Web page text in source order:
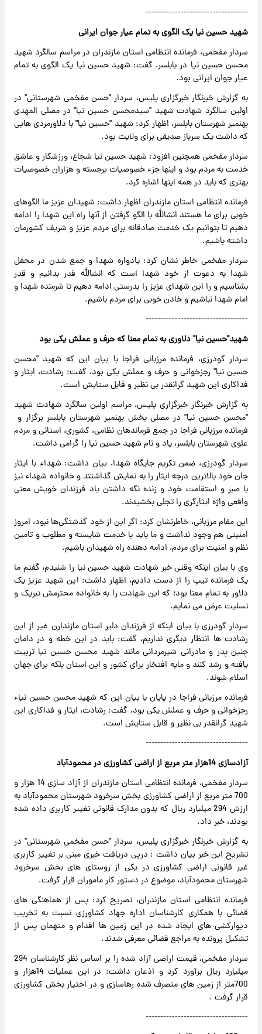
-----------------------------------
شهید حسین نیا یک الگوی به تمام عیار جوان ایرانی
سردار مفخمی، فرمانده انتظامی استان مازندران در مراسم سالگرد شهید
محسن حسین نیا در بابلسر، گفت: شهید حسین نیا یک الگوی به تمام
عیار جوان ایرانی بود.
به گزارش خبرنگار خبرگزاری پلیس، سردار "حسن مفخمی شهرستانی" در
اولین سالگرد شهادت شهید "سیدمحسن حسین نیا" در مصلی المهدی
بهنمیر شهرستان بابلسر، اظهار کرد: شهید "حسین نیا" با دلاورمردی هایی
که داشت یک سرباز صدیقی برای ولایت بود.
سردار مفخمی همچنین افزود: شهید حسین نیا شجاع، ورزشکار و عاشق
خدمت به مردم بود و اینها جزء خصوصیات برجسته و هزاران خصوصیات
بهتری که باید در همه اینها اشاره کرد.
فرمانده انتظامی استان مازندران اظهار داشت: شهیدان عزیز ما الگوهای
خوبی برای ما هستند انشالله با الگو گرفتن از آنها راه این شهدا را ادامه
دهیم تا بتوانیم یک خدمت صادقانه برای مردم عزیز و شریف کشورمان
داشته باشیم.
سردار مفخمی خاطر نشان کرد: یادواره شهدا و جمع شدن در محفل
شهدا به دعوت از خود شهدا است که انشالله قدر بدانیم و قدر
بشناسیم و را این شهدای عزیز را بدرستی ادامه دهیم تا شرمنده شهدا و
امام شهدا نباشیم و خادن خوبی برای مردم باشیم.
-----------------------------------
شهید"حسین نیا" دلاوری به تمام معنا که حرف و عملش یکی بود
سردار گودرزی، فرمانده مرزبانی فراجا با بیان این که شهید "محسن
حسین نیا" رجزخوانی و حرف و عملش یکی بود، گفت: رشادت، ایثار و
فداکاری این شهید گرانقدر بی نظیر و قابل ستایش است.
به گزارش خبرنگار خبرگزاری پلیس، مراسم اولین سالگرد شهادت شهید
"محسن حسین نیا" در مصلی بخش بهنمیر شهرستان بابلسر برگزار و
فرمانده مرزبانی فراجا در جمع فرماندهان نظامی، کشوری، استانی و مردم
علوی شهرستان بابلسر، یاد و نام شهید حسین نیا را گرامی داشت.
سردار گودرزی، ضمن تکریم جایگاه شهدا، بیان داشت: شهداء با ایثار
جان خود بالاترین درجه ایثار را به نمایش گذاشتند و خانواده شهداء نیز
با صبر و استقامت خود و زنده نگه داشتن یاد فرزندان خویش معنی
واقعی واژه ایثارگری را تجلی بخشیدند.
این مقام مرزبانی، خاطرنشان کرد: اگر این از خود گذشتگی‌ها نبود، امروز
امنیتی هم وجود نداشت و ما باید با خدمت شایسته و مطلوب و تامین
نظم و امنیت برای مردم، ادامه دهنده راه شهیدان باشیم.
وی با بیان اینکه وقتی خبر شهادت شهید حسین نیا را شنیدم، گفتم ما
یک فرمانده تیپ را از دست دادیم، اظهار داشت: این شهید عزیز یک
دلاور به تمام معنا بود؛ که این شهادت را به خانواده محترمش تبریک و
تسلیت عرض می نمایم.
سردار گودرزی با بیان اینکه از فرزندان دلیر استان مازندارن غیر از این
رشادت ها انتظار دیگری نداریم، گفت: باید در این خطه و در دامان
چنین پدر و مادرانی شیرمردانی مانند شهید محسن حسین نیا تربیت
یافته و رشد کنند و مایه افتخار برای کشور و این استان بلکه برای جهان
اسلام شوند.
فرمانده مرزبانی فراجا در پایان با بیان این که شهید محسن حسین نیاء
رجزخوانی و حرف و عملش یکی بود، گفت: رشادت، ایثار و فداکاری این
شهید گرانقدر بی نظیر و قابل ستایش است.
-----------------------------------
آزادسازی 14هزار متر مربع از اراضی کشاورزی در محمودآباد
سردار مفخمی، فرمانده انتظامی استان مازندران از آزاد سازی 14 هزار و
700 متر مربع از اراضی کشاورزی بخش سرخرود شهرستان محمودآباد به
ارزش 294 میلیارد ریال که بدون مدارک قانونی تغییر کاربری داده شده
بودند، خبر داد.
به گزارش خبرنگار خبرگزاری پلیس، سردار "حسن مفخمی شهرستانی" در
تشریح این خبر بیان داشت : درپی دریافت خبری مبنی بر تغییر کاربری
غیر قانونی اراضی کشاورزی در یکی از روستای های بخش سرخرود
شهرستان محمودآباد، موضوع در دستور کار ماموران قرار گرفت.
فرمانده انتظامی استان مازندران، تصریح کرد: پس از هماهنگی های
قضائی با همکاری کارشناسان اداره جهاد کشاورزی نسبت به تخریب
دیوارکشی های ایجاد شده در این زمین ها اقدام و متهمان پس از
تشکیل پرونده به مراجع قضائی معرفی شدند.
سردار مفخمی، قیمت اراضی آزاد شده را بر اساس نظر کارشناسان 294
میلیارد ریال برآورد کرد و اذعان داشت: در این عملیات 14هزار و
700متر از زمین های متصرف شده رهاسازی و در اختیار بخش کشاورزی
قرار گرفت .
-----------------------------------